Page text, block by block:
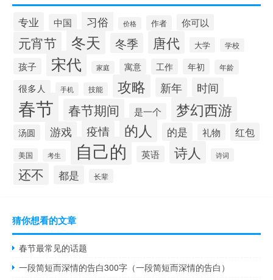
专业 中国 习俗 价格 作者 你可以
元宵节 冬天 冬季 唐代 大学 学校
孩子 宋代 家庭 寓意 工作 年初 年龄
很多人 手机 技能 攻略 新年 时间
春节 春节期间 是一个 梦幻西游
汤圆 游戏 疫情 的人 的是 礼物 红包
美国 考生 自己的 英语 诗人 诗词
还不 都是 长辈
猜你想看的文章
春节最常见的话题
一段简短而深情的告白300字（一段简短而深情的告白）